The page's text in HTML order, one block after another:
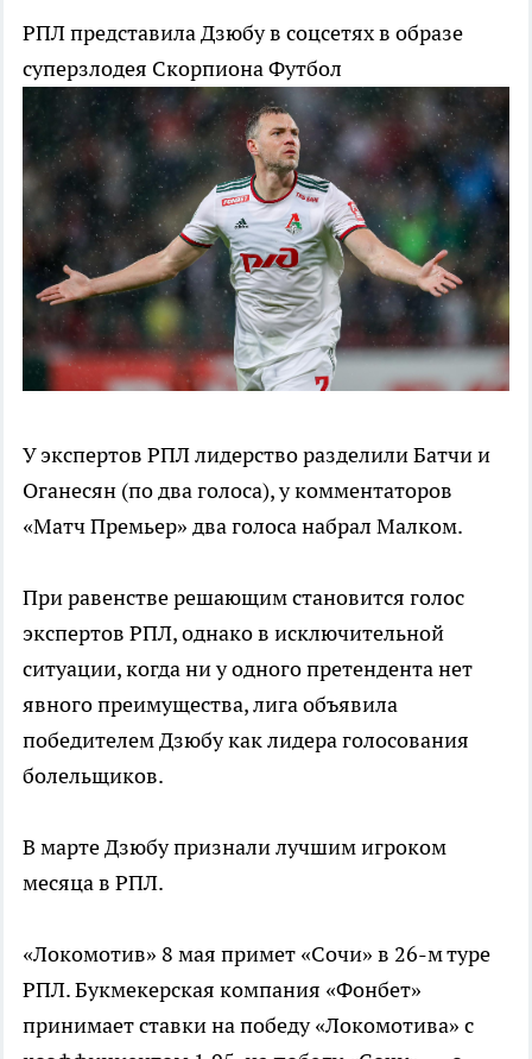
РПЛ представила Дзюбу в соцсетях в образе
суперзлодея СкорпионаФутбол
У экспертов РПЛ лидерство разделили Батчи и
Оганесян (по два голоса), у комментаторов
«Матч Премьер» два голоса набрал Малком.
При равенстве решающим становится голос
экспертов РПЛ, однако в исключительной
ситуации, когда ни у одного претендента нет
явного преимущества, лига объявила
победителем Дзюбу как лидера голосования
болельщиков.
В марте Дзюбу признали лучшим игроком
месяца в РПЛ.
«Локомотив» 8 мая примет «Сочи» в 26-м туре
РПЛ. Букмекерская компания «Фонбет»
принимает ставки на победу «Локомотива» с